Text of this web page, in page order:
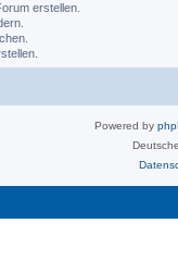
erstellen.
Powered by